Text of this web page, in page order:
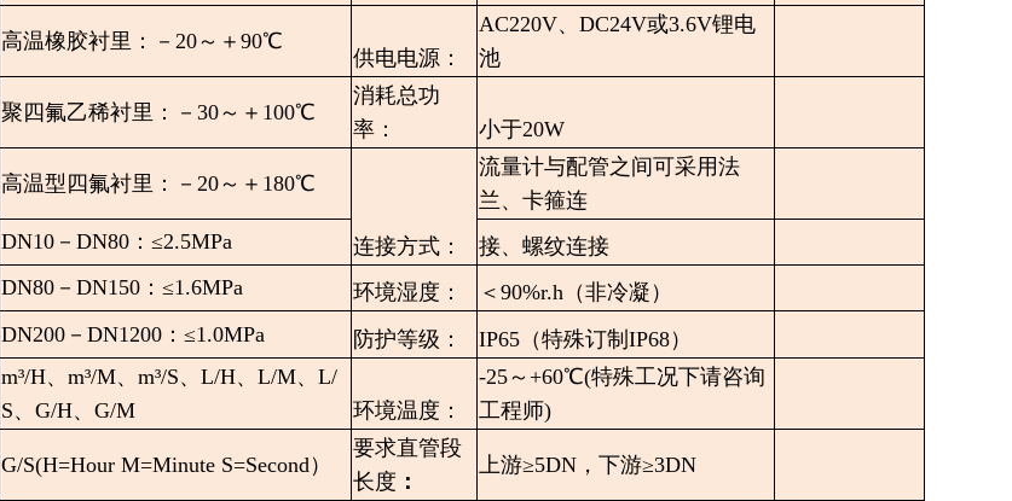
高温橡胶衬里：－20～＋90℃
供电电源：
AC220V、DC24V或3.6V锂电
池
聚四氟乙稀衬里：－30～＋100℃
消耗总功
率：
小于20W
高温型四氟衬里：－20～＋180℃
连接方式：
流量计与配管之间可采用法
兰、卡箍连
DN10－DN80：≤2.5MPa
接、螺纹连接
DN80－DN150：≤1.6MPa
环境湿度：
＜90%r.h（非冷凝）
DN200－DN1200：≤1.0MPa
防护等级： IP65（特殊订制IP68）
m³/H、m³/M、m³/S、L/H、L/M、L/
S、G/H、G/M
环境温度：
-25～+60℃(特殊工况下请咨询
工程师)
G/S(H=Hour M=Minute S=Second）
要求直管段
长度 ：
上游≥5DN，下游≥3DN